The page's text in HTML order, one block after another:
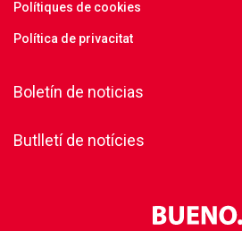
Polítiques de cookies
Política de privacitat
Boletín de noticias
Butlletí de notícies